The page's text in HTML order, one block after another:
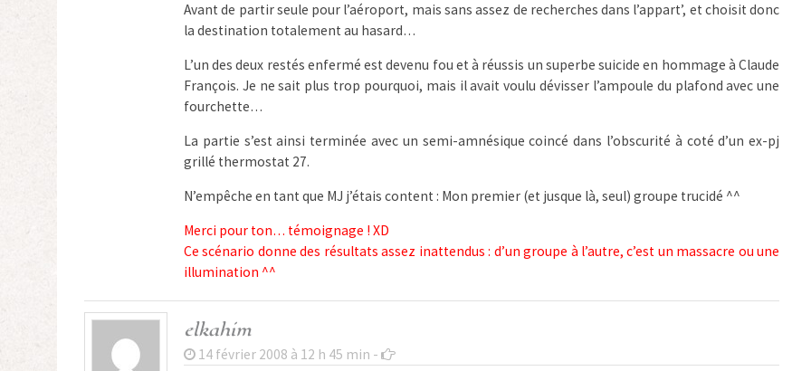
Avant de partir seule pour l’aéroport, mais sans assez de recherches dans l’appart’, et choisit donc
la destination totalement au hasard…
L’un des deux restés enfermé est devenu fou et à réussis un superbe suicide en hommage à Claude
François. Je ne sait plus trop pourquoi, mais il avait voulu dévisser l’ampoule du plafond avec une
fourchette…
La partie s’est ainsi terminée avec un semi-amnésique coincé dans l’obscurité à coté d’un ex-pj
grillé thermostat 27.
N’empêche en tant que MJ j’étais content : Mon premier (et jusque là, seul) groupe trucidé ^^
Merci pour ton… témoignage ! XD
Ce scénario donne des résultats assez inattendus : d’un groupe à l’autre, c’est un massacre ou une
illumination ^^
elkahim
14 février 2008 à 12 h 45 min -